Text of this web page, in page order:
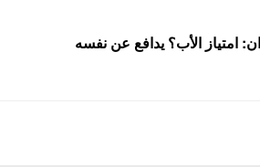
امتياز الأب؟ يدافع عن نفسه